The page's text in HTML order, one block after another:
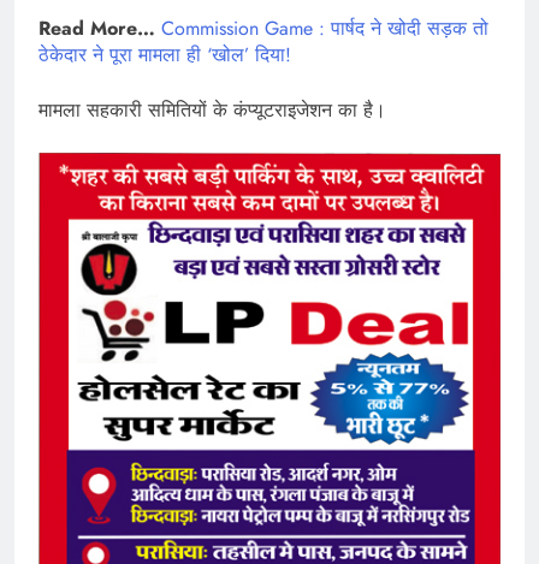
Read More… Commission Game : पार्षद ने खोदी सड़क तो
ठेकेदार ने पूरा मामला ही ‘खोल’ दिया!
मामला सहकारी समितियों के कंप्यूटराइजेशन का है।